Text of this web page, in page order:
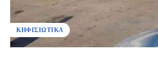
ΚΗΦΙΣΙΩΤΙΚΑ